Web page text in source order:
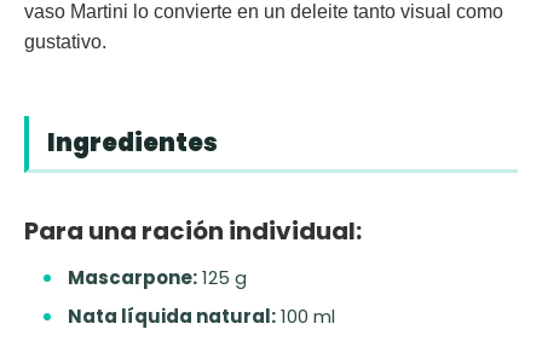
vaso Martini lo convierte en un deleite tanto visual como
gustativo.
Ingredientes
Para una ración individual:
Mascarpone:125 g
Nata líquida natural:100 ml